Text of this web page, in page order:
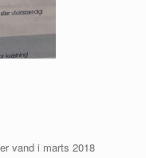
vand i marts 2018